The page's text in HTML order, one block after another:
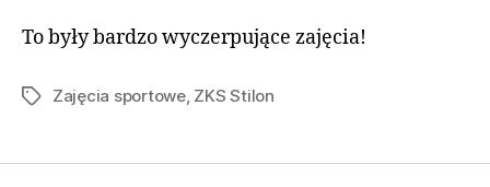
To były bardzo wyczerpujące zajęcia!
Zajęcia sportowe, ZKS Stilon